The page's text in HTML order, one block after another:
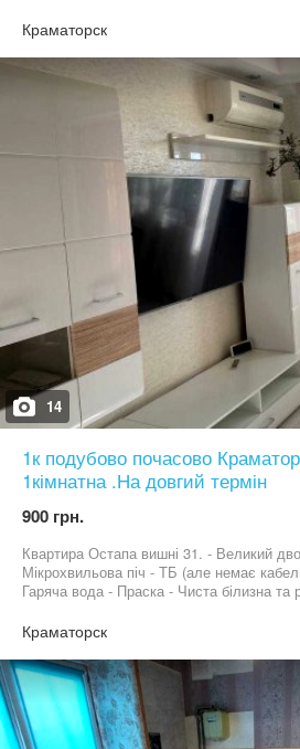
Краматорск
14
1к подубово почасово
1кімнатна .На довгий термін
900 грн.
Квартира Остапа вишні 31. - Великий
Мікрохвильова піч - ТБ (але немає
Гаряча вода - Праска - Чиста білизна та
- Капці Шумним компаніям, для
квартира не здається! Курити виключно
зачинених дверях! Чи не шуміти,
заселенні мати при собі паспорт, якщо
мати папір з пропискою.
Краматорск